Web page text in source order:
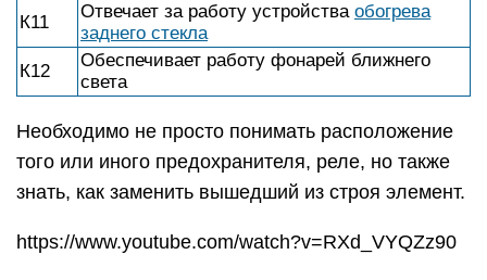
К11
Отвечает за работу устройства обогрева
заднего стекла
К12
Обеспечивает работу фонарей ближнего
света
Необходимо не просто понимать расположение
того или иного предохранителя, реле, но также
знать, как заменить вышедший из строя элемент.
https://www.youtube.com/watch?v=RXd_VYQZz90